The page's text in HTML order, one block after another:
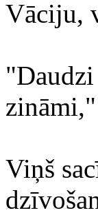
Vāciju,
Viņš